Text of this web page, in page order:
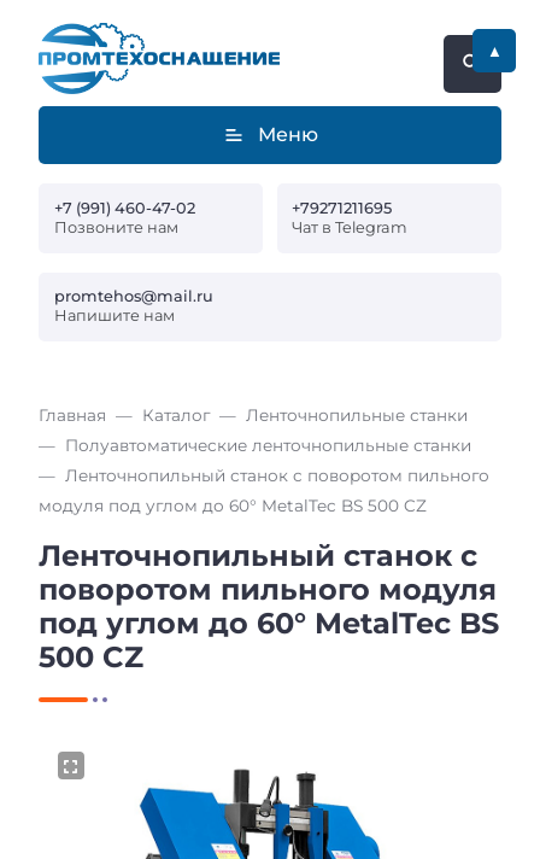
Меню
+7 (991) 460-47-02
Позвоните нам
+79271211695
Чат в Telegram
promtehos@mail.ru
Напишите нам
Главная Каталог
Ленточнопильные станки
Полуавтоматические ленточнопильные станки
Ленточнопильный станок c поворотом пильного
модуля под углом до 60° MetalTec BS 500 CZ
Ленточнопильный станок c
поворотом пильного модуля
под углом до 60° MetalTec BS
500 CZ
▲